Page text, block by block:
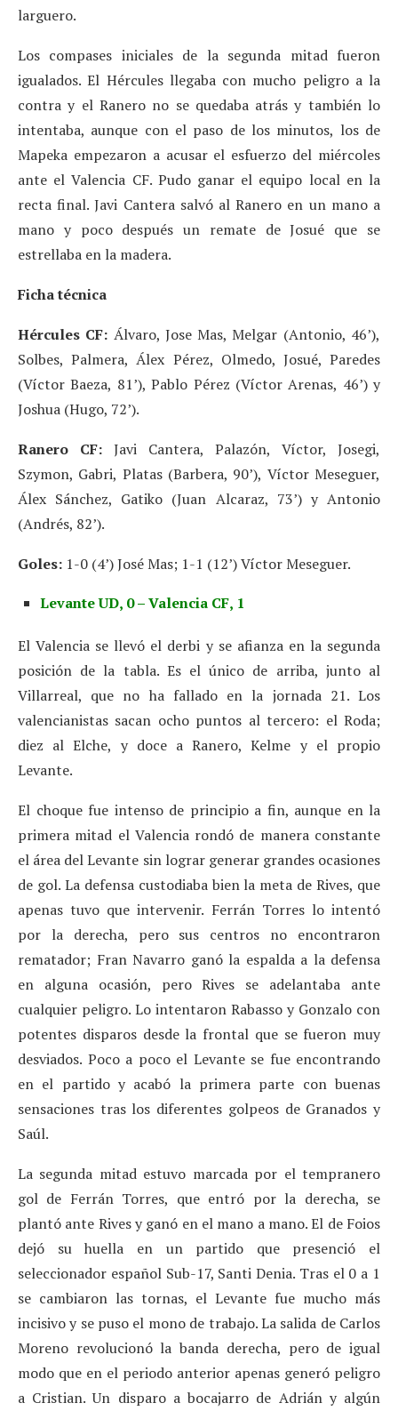
larguero.
Los compases iniciales de la segunda mitad fueron
igualados. El Hércules llegaba con mucho peligro a la
contra y el Ranero no se quedaba atrás y también lo
intentaba, aunque con el paso de los minutos, los de
Mapeka empezaron a acusar el esfuerzo del miércoles
ante el Valencia CF. Pudo ganar el equipo local en la
recta final. Javi Cantera salvó al Ranero en un mano a
mano y poco después un remate de Josué que se
estrellaba en la madera.
Ficha técnica
Hércules CF: Álvaro, Jose Mas, Melgar (Antonio, 46’),
Solbes, Palmera, Álex Pérez, Olmedo, Josué, Paredes
(Víctor Baeza, 81’), Pablo Pérez (Víctor Arenas, 46’) y
Joshua (Hugo, 72’).
Ranero CF: Javi Cantera, Palazón, Víctor, Josegi,
Szymon, Gabri, Platas (Barbera, 90’), Víctor Meseguer,
Álex Sánchez, Gatiko (Juan Alcaraz, 73’) y Antonio
(Andrés, 82’).
Goles: 1-0 (4’) José Mas; 1-1 (12’) Víctor Meseguer.
Levante UD, 0 – Valencia CF, 1
El Valencia se llevó el derbi y se afianza en la segunda
posición de la tabla. Es el único de arriba, junto al
Villarreal, que no ha fallado en la jornada 21. Los
valencianistas sacan ocho puntos al tercero: el Roda;
diez al Elche, y doce a Ranero, Kelme y el propio
Levante.
El choque fue intenso de principio a fin, aunque en la
primera mitad el Valencia rondó de manera constante
el área del Levante sin lograr generar grandes ocasiones
de gol. La defensa custodiaba bien la meta de Rives, que
apenas tuvo que intervenir. Ferrán Torres lo intentó
por la derecha, pero sus centros no encontraron
rematador; Fran Navarro ganó la espalda a la defensa
en alguna ocasión, pero Rives se adelantaba ante
cualquier peligro. Lo intentaron Rabasso y Gonzalo con
potentes disparos desde la frontal que se fueron muy
desviados. Poco a poco el Levante se fue encontrando
en el partido y acabó la primera parte con buenas
sensaciones tras los diferentes golpeos de Granados y
Saúl.
La segunda mitad estuvo marcada por el tempranero
gol de Ferrán Torres, que entró por la derecha, se
plantó ante Rives y ganó en el mano a mano. El de Foios
dejó su huella en un partido que presenció el
seleccionador español Sub-17, Santi Denia. Tras el 0 a 1
se cambiaron las tornas, el Levante fue mucho más
incisivo y se puso el mono de trabajo. La salida de Carlos
Moreno revolucionó la banda derecha, pero de igual
modo que en el periodo anterior apenas generó peligro
a Cristian. Un disparo a bocajarro de Adrián y algún